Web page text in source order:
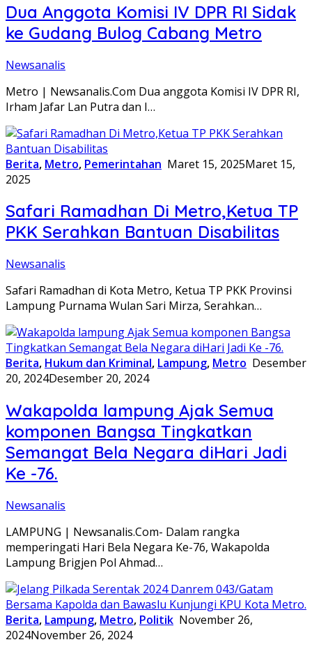
Dua Anggota Komisi IV DPR RI Sidak
ke Gudang Bulog Cabang Metro
Newsanalis
Metro | Newsanalis.Com Dua anggota Komisi IV DPR RI,
Irham Jafar Lan Putra dan I…
Berita, Metro, Pemerintahan Maret 15, 2025Maret 15,
2025
Safari Ramadhan Di Metro,Ketua TP
PKK Serahkan Bantuan Disabilitas
Newsanalis
Safari Ramadhan di Kota Metro, Ketua TP PKK Provinsi
Lampung Purnama Wulan Sari Mirza, Serahkan…
Berita, Hukum dan Kriminal, Lampung, Metro Desember
20, 2024Desember 20, 2024
Wakapolda lampung Ajak Semua
komponen Bangsa Tingkatkan
Semangat Bela Negara diHari Jadi
Ke -76.
Newsanalis
LAMPUNG | Newsanalis.Com- Dalam rangka
memperingati Hari Bela Negara Ke-76, Wakapolda
Lampung Brigjen Pol Ahmad…
Berita, Lampung, Metro, Politik November 26,
2024November 26, 2024